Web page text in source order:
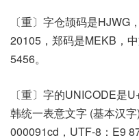
〔重〕字仓颉码是HJWG
20105，郑码是MEKB，
5456。
〔重〕字的UNICODE是
韩统一表意文字 (基本汉
000091cd，UTF-8：E9 87